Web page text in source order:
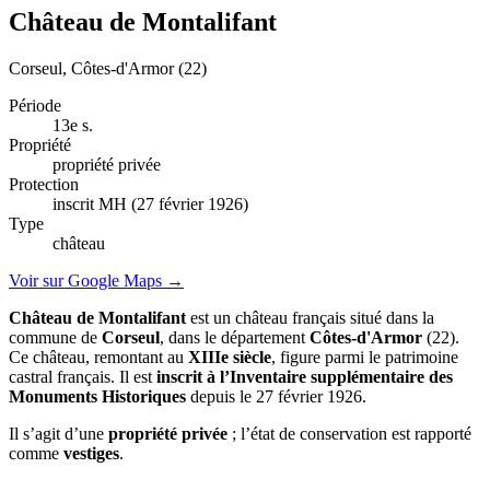
Château de Montalifant
Corseul, Côtes-d'Armor(22)
Période
13e s.
Propriété
propriété privée
Protection
inscrit MH (27 février 1926)
Type
château
Voir sur Google Maps →
Château de Montalifant est un château français situé dans la
commune de Corseul, dans le département Côtes-d'Armor (22).
Ce château, remontant au XIIIe siècle, figure parmi le patrimoine
castral français. Il est inscrit à l’Inventaire supplémentaire des
Monuments Historiques depuis le 27 février 1926.
Il s’agit d’une propriété privée ; l’état de conservation est rapporté
comme vestiges.